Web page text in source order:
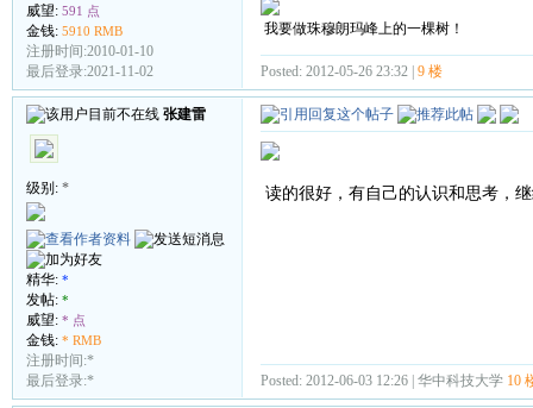
威望: 591 点
金钱: 5910 RMB
注册时间:2010-01-10
最后登录:2021-11-02
我要做珠穆朗玛峰上的一棵树！
Posted: 2012-05-26 23:32 | 9 楼
张建雷
级别: *
精华: *
发帖: *
威望: * 点
金钱: * RMB
注册时间:*
最后登录:*
读的很好，有自己的认识和思考，
Posted: 2012-06-03 12:26 | 华中科技大学 10